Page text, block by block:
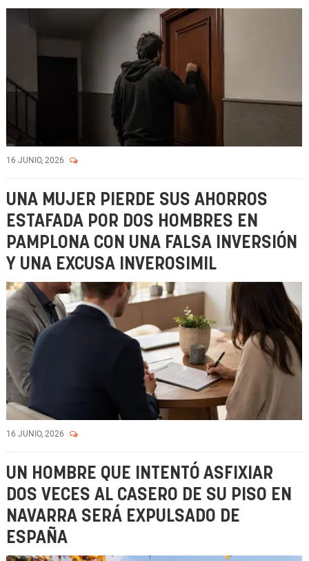
16 JUNIO, 2026
UNA MUJER PIERDE SUS AHORROS
ESTAFADA POR DOS HOMBRES EN
PAMPLONA CON UNA FALSA INVERSIÓN
Y UNA EXCUSA INVEROSIMIL
16 JUNIO, 2026
UN HOMBRE QUE INTENTÓ ASFIXIAR
DOS VECES AL CASERO DE SU PISO EN
NAVARRA SERÁ EXPULSADO DE
ESPAÑA